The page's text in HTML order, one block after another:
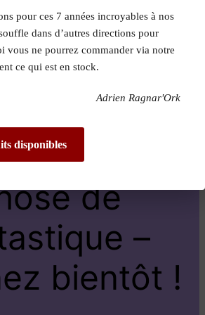
pour le
!
de
–
bientôt !
pour ces 7 années incroyables à nos
dans d’autres directions pour
vous ne pourrez commander via notre
ce qui est en stock.
Adrien Ragnar'Ork
disponibles